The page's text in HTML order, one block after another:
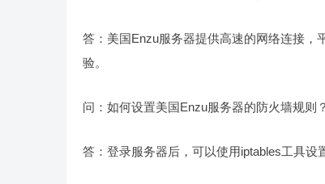
答：美国Enzu服务器提供高速的网络连接，
验。
问：如何设置美国Enzu服务器的防火墙规则？
答：登录服务器后，可以使用iptables工具设